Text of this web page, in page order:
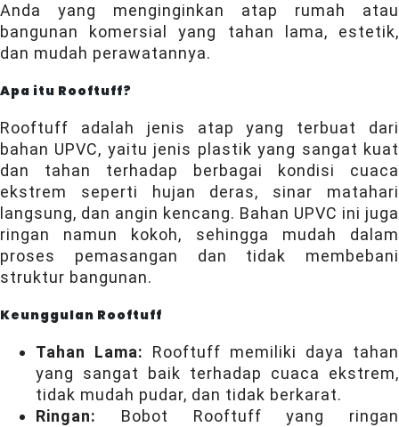
Anda yang menginginkan atap rumah atau
bangunan komersial yang tahan lama, estetik,
dan mudah perawatannya.
Apa itu Rooftuff?
Rooftuff adalah jenis atap yang terbuat dari
bahan UPVC, yaitu jenis plastik yang sangat kuat
dan tahan terhadap berbagai kondisi cuaca
ekstrem seperti hujan deras, sinar matahari
langsung, dan angin kencang. Bahan UPVC ini juga
ringan namun kokoh, sehingga mudah dalam
proses pemasangan dan tidak membebani
struktur bangunan.
Keunggulan Rooftuff
Tahan Lama: Rooftuff memiliki daya tahan
yang sangat baik terhadap cuaca ekstrem,
tidak mudah pudar, dan tidak berkarat.
Ringan: Bobot Rooftuff yang ringan